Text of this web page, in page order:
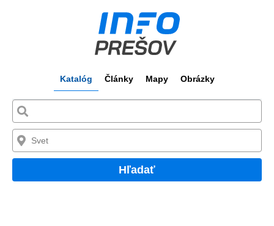
Katalóg Články Mapy Obrázky
Hľadať